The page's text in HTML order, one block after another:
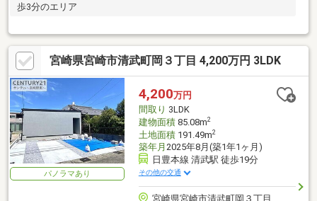
歩3分のエリア
宮崎県宮崎市清武町岡３丁目 4,200万円 3LDK
パノラマあり
4,200万円
間取り 3LDK
建物面積85.08m2
土地面積191.49m2
築年月 2025年8月(築1年1ヶ月)
日豊本線 清武駅 徒歩19分
その他の交通
宮崎県宮崎市清武町岡３丁目